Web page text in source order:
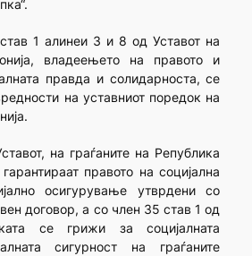
1 алинеи 3 и 8 од Уставот на
владеењето на правото и
правда и солидарноста, се
на уставниот поредок на
на граѓаните на Република
правото на социјална
осигурување утврдени со
договор, а со член 35 став 1 од
се грижи за социјалната
сигурност на граѓаните